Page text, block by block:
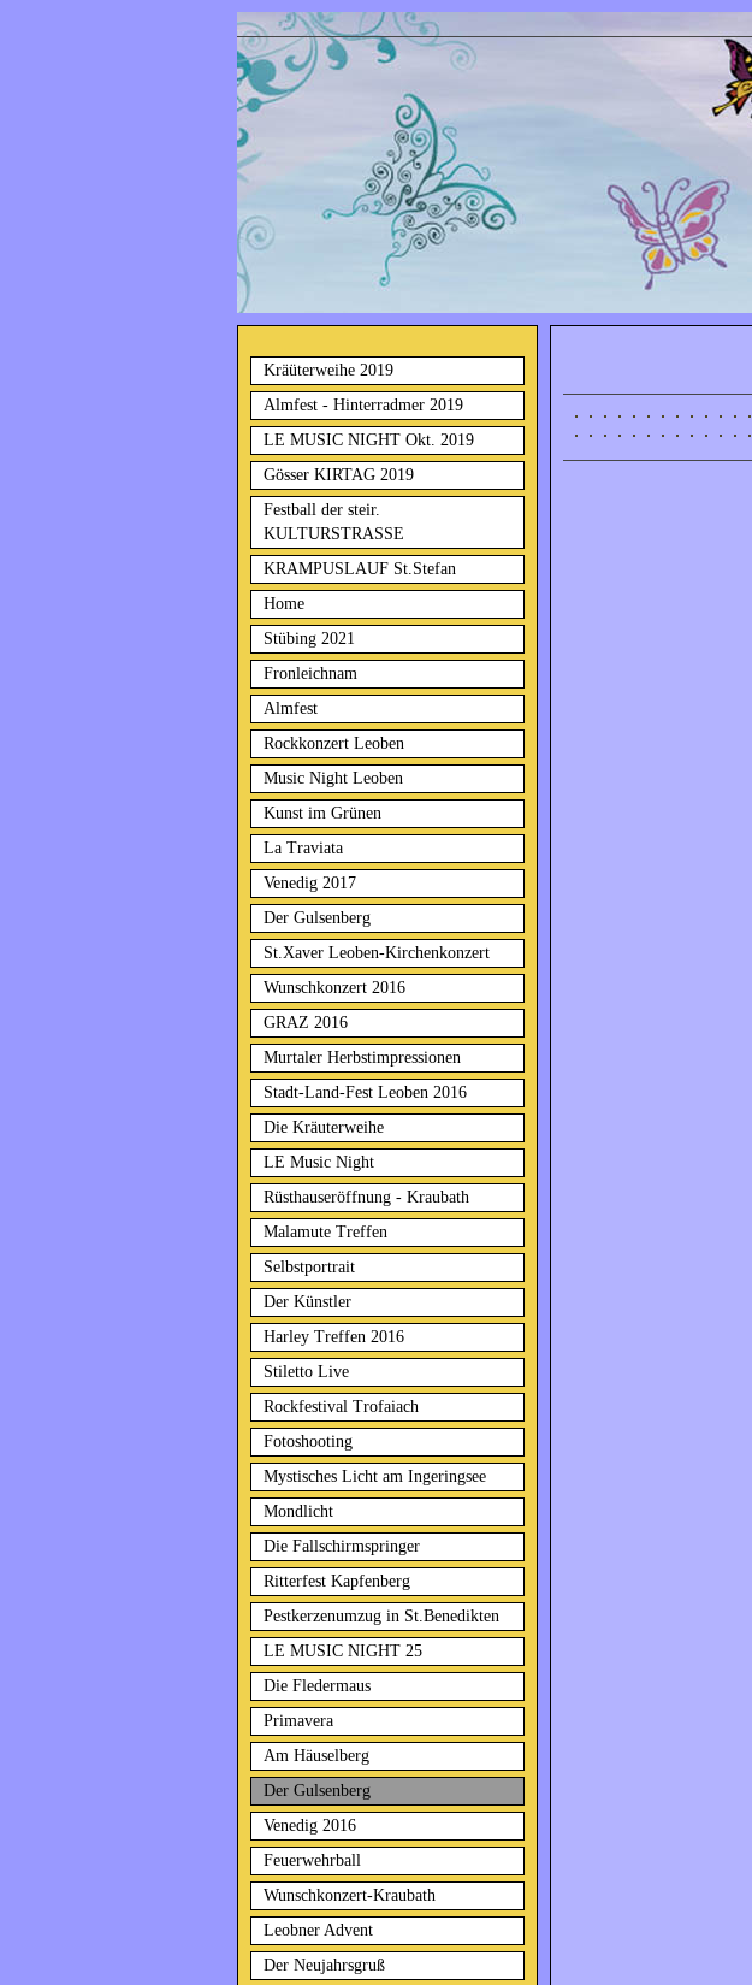
Kräüterweihe 2019
Almfest - Hinterradmer 2019
LE MUSIC NIGHT Okt. 2019
Gösser KIRTAG 2019
Festball der steir.
KULTURSTRASSE
KRAMPUSLAUF St.Stefan
Home
Stübing 2021
Fronleichnam
Almfest
Rockkonzert Leoben
Music Night Leoben
Kunst im Grünen
La Traviata
Venedig 2017
Der Gulsenberg
St.Xaver Leoben-Kirchenkonzert
Wunschkonzert 2016
GRAZ 2016
Murtaler Herbstimpressionen
Stadt-Land-Fest Leoben 2016
Die Kräuterweihe
LE Music Night
Rüsthauseröffnung - Kraubath
Malamute Treffen
Selbstportrait
Der Künstler
Harley Treffen 2016
Stiletto Live
Rockfestival Trofaiach
Fotoshooting
Mystisches Licht am Ingeringsee
Mondlicht
Die Fallschirmspringer
Ritterfest Kapfenberg
Pestkerzenumzug in St.Benedikten
LE MUSIC NIGHT 25
Die Fledermaus
Primavera
Am Häuselberg
Der Gulsenberg
Venedig 2016
Feuerwehrball
Wunschkonzert-Kraubath
Leobner Advent
Der Neujahrsgruß